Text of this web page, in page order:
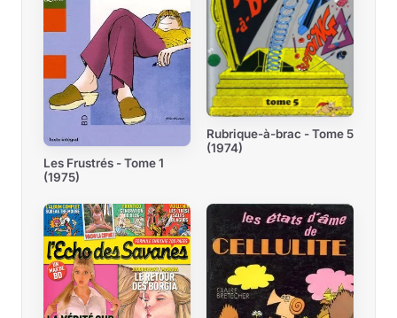
Les Frustrés - Tome 1
(1975)
Rubrique-à-brac - Tome 5
(1974)